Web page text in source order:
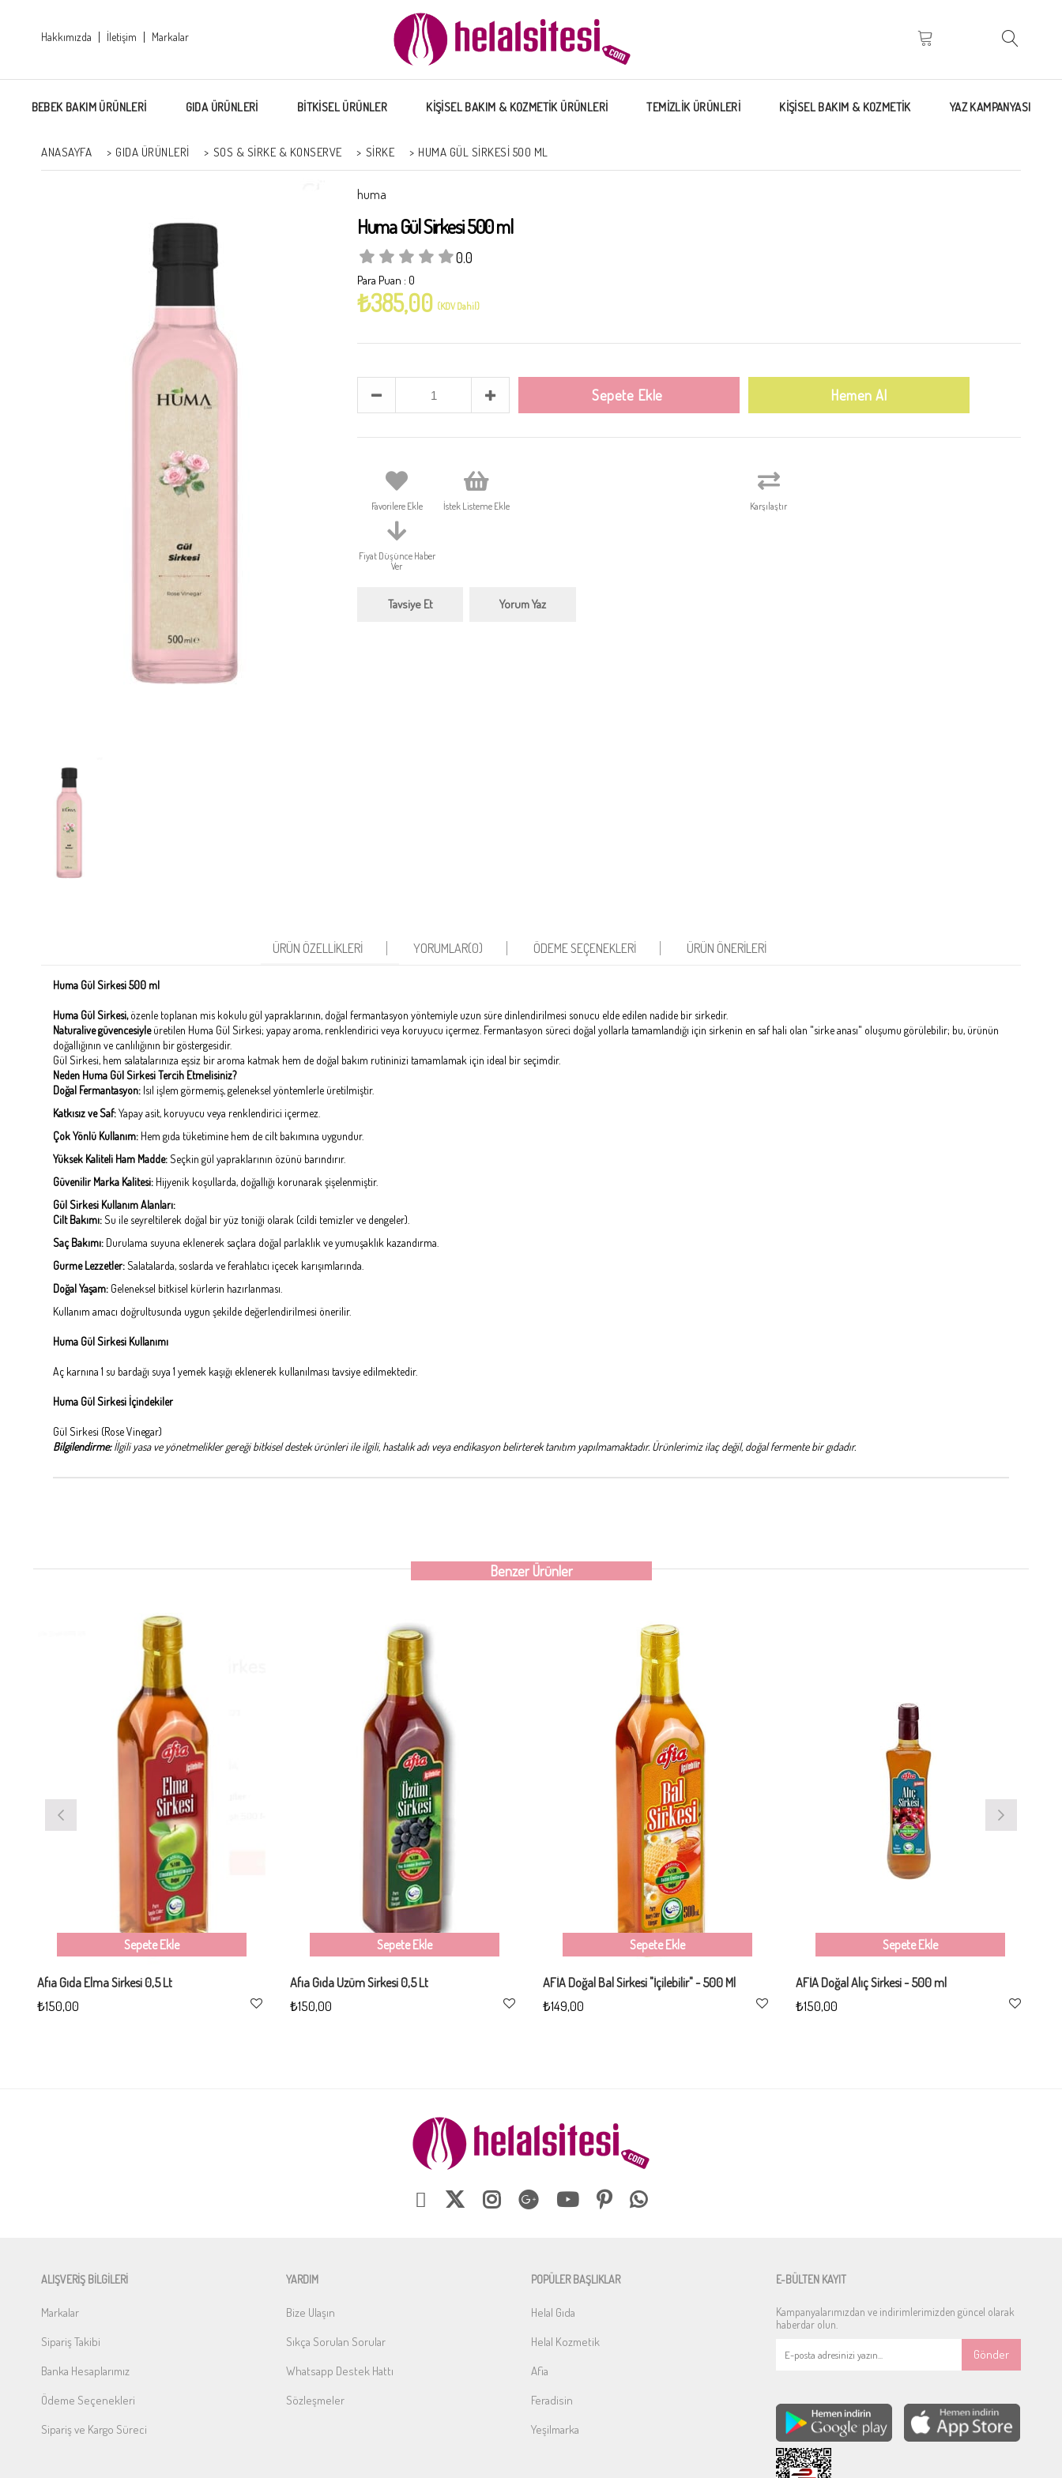
Hakkımızda İletişim Markalar
BEBEK BAKIM ÜRÜNLERİ GIDA ÜRÜNLERİ BİTKİSEL ÜRÜNLER KİŞİSEL BAKIM & KOZMETİK ÜRÜNLERİ TEMİZLİK ÜRÜNLERİ KİŞİSEL BAKIM & KOZMETİK YAZ KAMPANYASI
ANASAYFA > GIDA ÜRÜNLERİ > SOS & SIRKE & KONSERVE > SIRKE > HUMA GÜL SIRKESI 500 ML
huma
Huma Gül Sirkesi 500 ml
0.0
Para Puan : 0
₺385,00 (KDV Dahil)
Favorilere Ekle İstek Listeme Ekle Karşılaştır
Fiyat Düşünce Haber
Ver
Tavsiye Et Yorum Yaz
ÜRÜN ÖZELLIKLERI YORUMLAR(0) ÖDEME SEÇENEKLERI ÜRÜN ÖNERILERI
Huma Gül Sirkesi 500 ml
Huma Gül Sirkesi,özenle toplanan mis kokulu gül yapraklarının, doğal fermantasyon yöntemiyle uzun süre dinlendirilmesi sonucu elde edilen nadide bir sirkedir.
Naturalive güvencesiyleüretilen Huma Gül Sirkesi; yapay aroma, renklendirici veya koruyucu içermez. Fermantasyon süreci doğal yollarla tamamlandığı için sirkenin en saf hali olan "sirke anası" oluşumu görülebilir; bu, ürünün
doğallığının ve canlılığının bir göstergesidir.
Gül Sirkesi, hem salatalarınıza eşsiz bir aroma katmak hem de doğal bakım rutininizi tamamlamak için ideal bir seçimdir.
Neden Huma Gül Sirkesi Tercih Etmelisiniz?
Doğal Fermantasyon: Isıl işlem görmemiş, geleneksel yöntemlerle üretilmiştir.
Katkısız ve Saf:Yapay asit, koruyucu veya renklendirici içermez.
Çok Yönlü Kullanım: Hem gıda tüketimine hem de cilt bakımına uygundur.
Yüksek Kaliteli Ham Madde:Seçkin gül yapraklarının özünü barındırır.
Güvenilir Marka Kalitesi: Hijyenik koşullarda, doğallığı korunarak şişelenmiştir.
Gül Sirkesi Kullanım Alanları:
Cilt Bakımı:Su ile seyreltilerek doğal bir yüz toniği olarak (cildi temizler ve dengeler).
Saç Bakımı: Durulama suyuna eklenerek saçlara doğal parlaklık ve yumuşaklık kazandırma.
Gurme Lezzetler:Salatalarda, soslarda ve ferahlatıcı içecek karışımlarında.
Doğal Yaşam: Geleneksel bitkisel kürlerin hazırlanması.
Kullanım amacı doğrultusunda uygun şekilde değerlendirilmesi önerilir.
Huma Gül Sirkesi Kullanımı
Aç karnına 1 su bardağı suya 1 yemek kaşığı eklenerek kullanılması tavsiye edilmektedir.
Huma Gül Sirkesi İçindekiler
Gül Sirkesi (Rose Vinegar)
Bilgilendirme:İlgili yasa ve yönetmelikler gereği bitkisel destek ürünleri ile ilgili, hastalık adı veya endikasyon belirterek tanıtım yapılmamaktadır. Ürünlerimiz ilaç değil, doğal fermente bir gıdadır.
Benzer Ürünler
Afıa Gıda Elma Sirkesi 0,5 Lt
₺150,00
Sepete Ekle
Afıa Gıda Üzüm Sirkesi 0,5 Lt
₺150,00
Sepete Ekle
AFİA Doğal Bal Sirkesi "İçilebilir" - 500 Ml
₺149,00
Sepete Ekle
AFİA Doğal Alıç Sirkesi - 500 ml
₺150,00
Sepete Ekle
ALIŞVERİŞ BİLGİLERİ
Markalar
Sipariş Takibi
Banka Hesaplarımız
Ödeme Seçenekleri
Sipariş ve Kargo Süreci
YARDIM
Bize Ulaşın
Sıkça Sorulan Sorular
Whatsapp Destek Hattı
Sözleşmeler
POPÜLER BAŞLIKLAR
Helal Gıda
Helal Kozmetik
Afia
Feradisin
Yeşilmarka
E-BÜLTEN KAYIT
Kampanyalarımızdan ve indirimlerimizden güncel olarak
haberdar olun.
Gönder